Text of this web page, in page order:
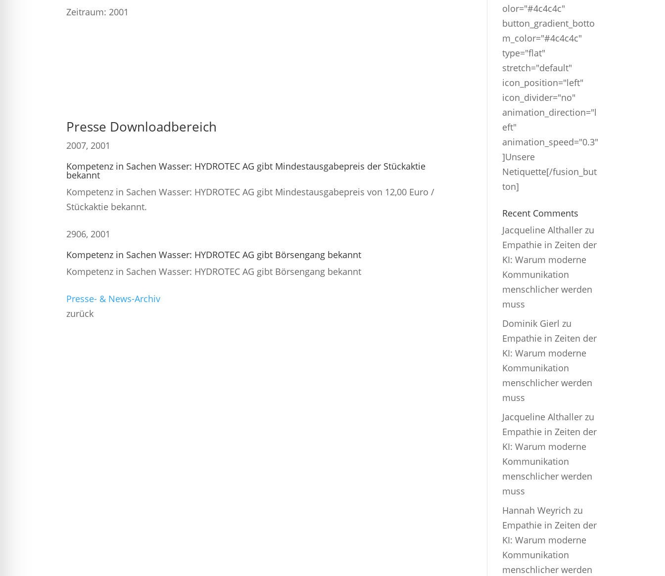
Zeitraum: 2001
Presse Downloadbereich
2007, 2001
Kompetenz in Sachen Wasser: HYDROTEC AG gibt Mindestausgabepreis der Stückaktie
bekannt
Kompetenz in Sachen Wasser: HYDROTEC AG gibt Mindestausgabepreis von 12,00 Euro /
Stückaktie bekannt.
2906, 2001
Kompetenz in Sachen Wasser: HYDROTEC AG gibt Börsengang bekannt
Kompetenz in Sachen Wasser: HYDROTEC AG gibt Börsengang bekannt
Presse- & News-Archiv
zurück
olor="#4c4c4c"
button_gradient_botto
m_color="#4c4c4c"
type="flat"
stretch="default"
icon_position="left"
icon_divider="no"
animation_direction="l
eft"
animation_speed="0.3"
]Unsere
Netiquette[/fusion_but
ton]
Recent Comments
Jacqueline Althaller zu
Empathie in Zeiten der
KI: Warum moderne
Kommunikation
menschlicher werden
muss
Dominik Gierl zu
Empathie in Zeiten der
KI: Warum moderne
Kommunikation
menschlicher werden
muss
Jacqueline Althaller zu
Empathie in Zeiten der
KI: Warum moderne
Kommunikation
menschlicher werden
muss
Hannah Weyrich zu
Empathie in Zeiten der
KI: Warum moderne
Kommunikation
menschlicher werden